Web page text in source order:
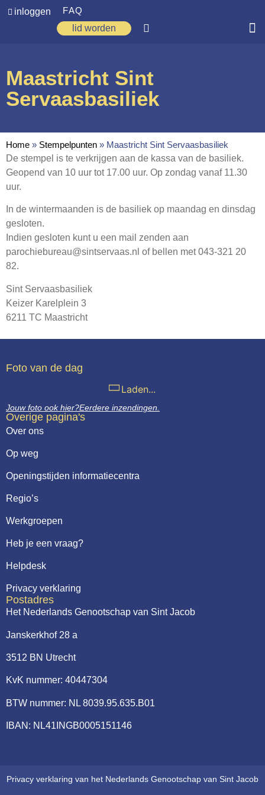
inloggen
FAQ
lid worden
Zoeken
Over ons
Op weg
Spirituele reis
Ervaringen
Regio’s
Nieuws
Agenda
Contact
Maastricht Sint
Servaasbasiliek
Home » Stempelpunten » Maastricht Sint Servaasbasiliek
De stempel is te verkrijgen aan de kassa van de basiliek.
Geopend van 10 uur tot 17.00 uur. Op zondag vanaf 11.30
uur.
In de wintermaanden is de basiliek op maandag en dinsdag
gesloten.
Indien gesloten kunt u een mail zenden aan
parochiebureau@sintservaas.nl of bellen met 043-321 20
82.
Sint Servaasbasiliek
Keizer Karelplein 3
6211 TC Maastricht
Foto van de dag
Laden...
Jouw foto ook hier?Eerdere inzendingen.
Overige pagina's
Over ons
Op weg
Openingstijden informatiecentra
Regio’s
Werkgroepen
Heb je een vraag?
Helpdesk
Privacy verklaring
Postadres
Het Nederlands Genootschap van Sint Jacob
Janskerkhof 28 a
3512 BN Utrecht
KvK nummer: 40447304
BTW nummer: NL 8039.95.635.B01
IBAN: NL41INGB0005151146
Privacy verklaring van het Nederlands Genootschap van Sint Jacob